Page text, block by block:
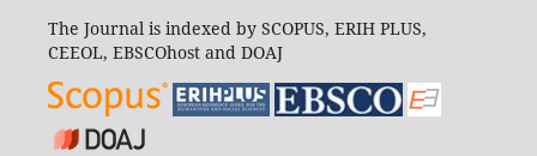
The Journal is indexed by SCOPUS, ERIH PLUS,
CEEOL, EBSCOhost and DOAJ